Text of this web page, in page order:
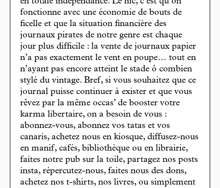
fonctionne avec une économie de bouts de
ficelle et que la situation financière des
journaux pirates de notre genre est chaque
jour plus difficile : la vente de journaux papier
n’a pas exactement le vent en poupe… tout en
n’ayant pas encore atteint le stade ô combien
stylé du vintage. Bref, si vous souhaitez que ce
journal puisse continuer à exister et que vous
rêvez par la même occas’ de booster votre
karma libertaire, on a besoin de vous :
abonnez-vous, abonnez vos tatas et vos
canaris, achetez nous en kiosque, diffusez-nous
en manif, cafés, bibliothèque ou en librairie,
faites notre pub sur la toile, partagez nos posts
insta, répercutez-nous, faites nous des dons,
achetez nos t-shirts, nos livres, ou simplement